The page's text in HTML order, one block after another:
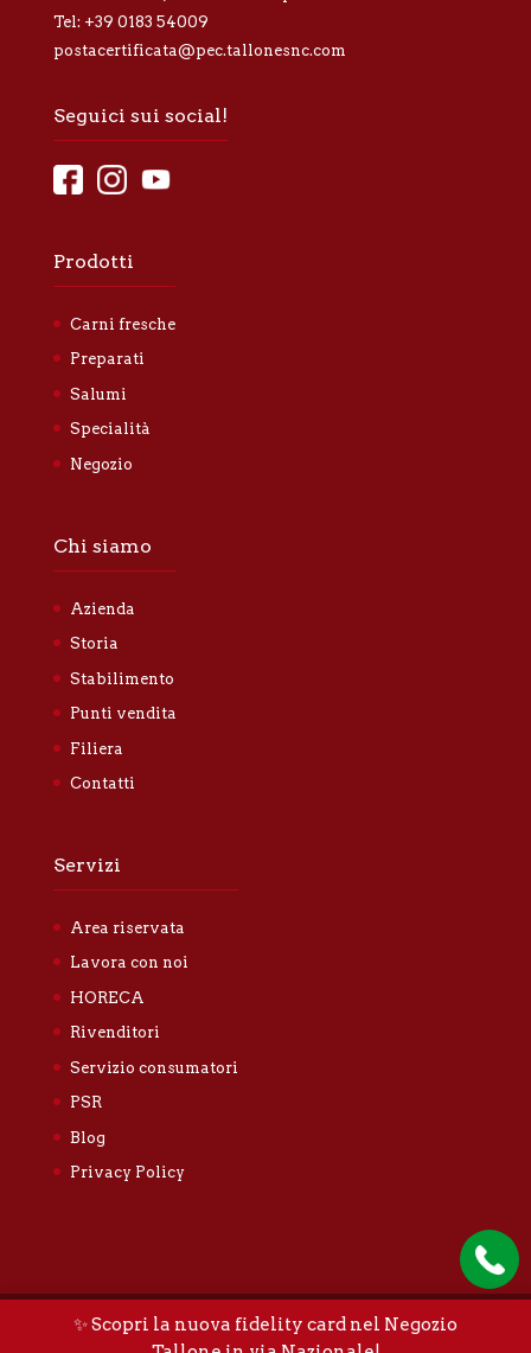
Tel: +39 0183 54009
postacertificata@pec.tallonesnc.com
Seguici sui social!
Prodotti
Carni fresche
Preparati
Salumi
Specialità
Negozio
Chi siamo
Azienda
Storia
Stabilimento
Punti vendita
Filiera
Contatti
Servizi
Area riservata
Lavora con noi
HORECA
Rivenditori
Servizio consumatori
PSR
Blog
Privacy Policy
Tallone Luigi & Figli S.n.c. |Privacy policy|Cookie
✨ Scopri la nuova fidelity card nel Negozio